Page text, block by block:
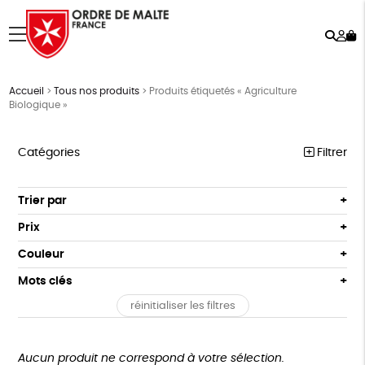
menu
Accueil >Tous nos produits > Produits étiquetés « Agriculture
Biologique »
Catégories Filtrer
NOTRE COLLECTION
ACCESSOIRES
MAISON
BIEN-ÊTRE
ÉPICERIE
Trier par
Par défaut
Popularité
Prix : du - cher au + cher
Prix : du + cher au - cher
Prix
Tous
0 € - 50 €
Plus de 200€
Couleur
Blanc Pur
violet
Mots clés
Fabriqué en France Agriculture Biologique
réinitialiser les filtres
Aucun produit ne correspond à votre sélection.